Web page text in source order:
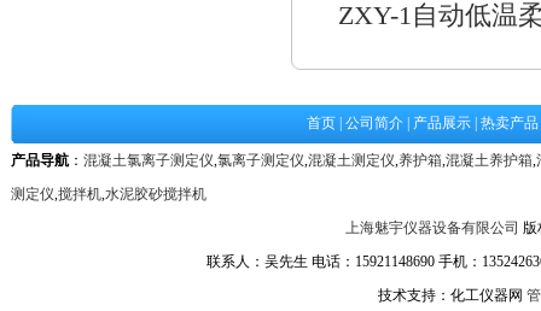
ZXY-1自动低温
首页 公司简介 产品展示 热卖产品
产品导航 ： 混凝土氯离子测定仪,氯离子测定仪,混凝土测定仪,养护箱,混凝土养护箱,
测定仪,搅拌机,水泥胶砂搅拌机
上海魅宇仪器设备有限公司 版
联系人：吴先生 电话：15921148690 手机：
技术支持：化工仪器网